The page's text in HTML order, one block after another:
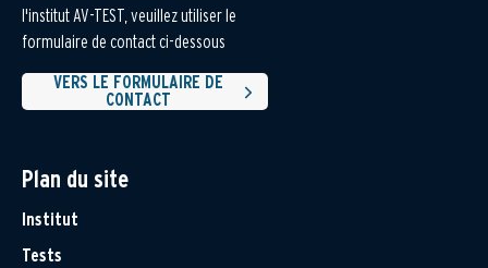
l'institut AV-TEST, veuillez utiliser le
formulaire de contact ci-dessous
VERS LE FORMULAIRE DE
CONTACT
Plan du site
Institut
Tests